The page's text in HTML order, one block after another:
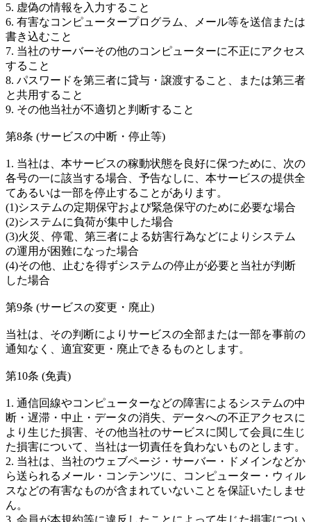
5. 虚偽の情報を入力すること
6. 有害なコンピュータープログラム、メール等を送信または
書き込むこと
7. 当社のサーバーその他のコンピューターに不正にアクセス
すること
8. パスワードを第三者に貸与・譲渡すること、または第三者
と共用すること
9. その他当社が不適切と判断すること
第8条 (サービスの中断・停止等)
1. 当社は、本サービスの稼動状態を良好に保つために、次の
各号の一に該当する場合、予告なしに、本サービスの提供全
てあるいは一部を停止することがあります。
(1)システムの定期保守および緊急保守のために必要な場合
(2)システムに負荷が集中した場合
(3)火災、停電、第三者による妨害行為などによりシステム
の運用が困難になった場合
(4)その他、止むを得ずシステムの停止が必要と当社が判断
した場合
第9条 (サービスの変更・廃止)
当社は、その判断によりサービスの全部または一部を事前の
通知なく、適宜変更・廃止できるものとします。
第10条 (免責)
1. 通信回線やコンピューターなどの障害によるシステムの中
断・遅滞・中止・データの消失、データへの不正アクセスに
より生じた損害、その他当社のサービスに関して会員に生じ
た損害について、当社は一切責任を負わないものとします。
2. 当社は、当社のウェブページ・サーバー・ドメインなどか
ら送られるメール・コンテンツに、コンピューター・ウィル
スなどの有害なものが含まれていないことを保証いたしませ
ん。
3. 会員が本規約等に違反したことによって生じた損害につい